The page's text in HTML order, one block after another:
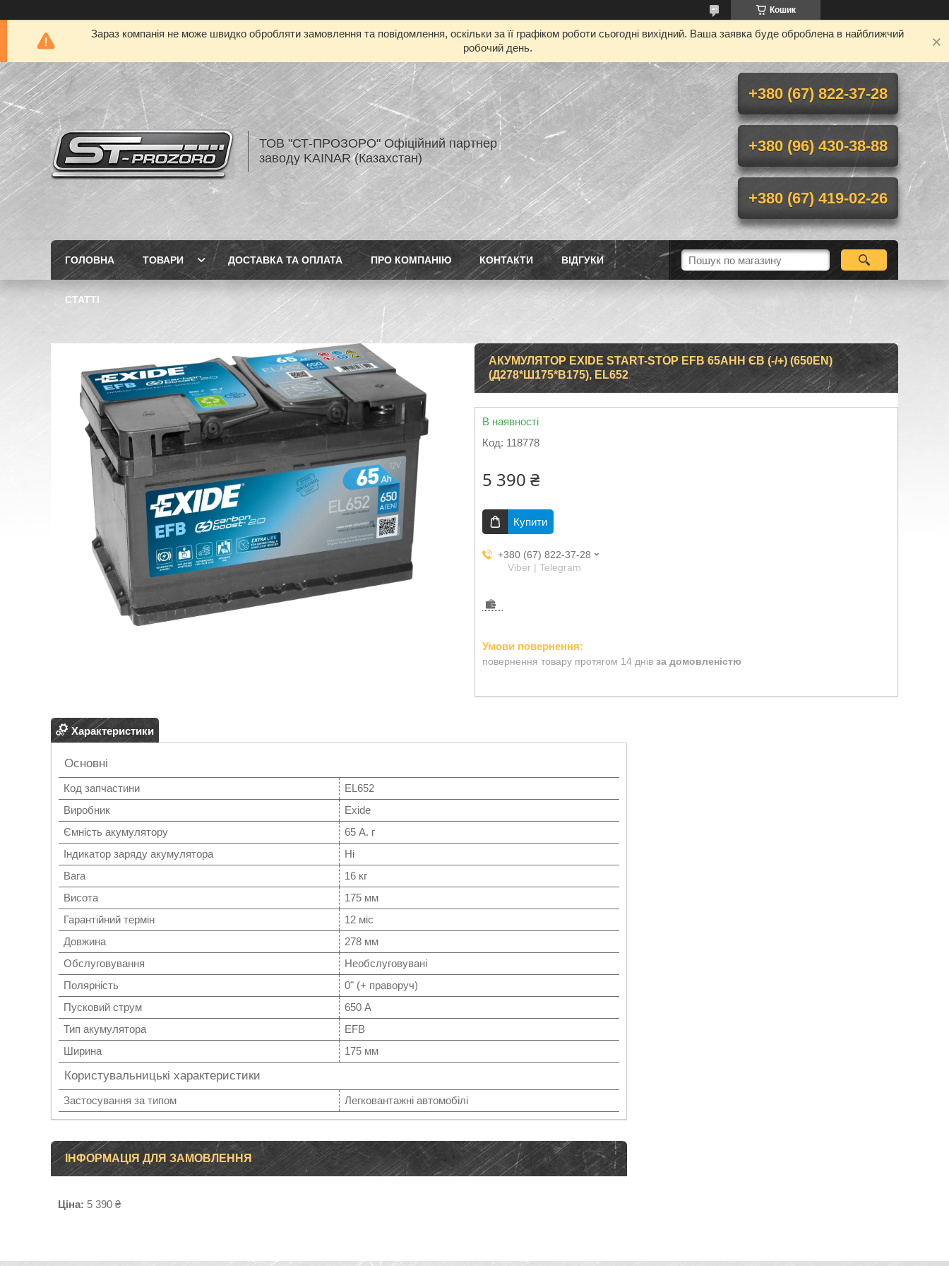
Кошик
Зараз компанія не може швидко обробляти замовлення та повідомлення, оскільки за її графіком роботи сьогодні вихідний. Ваша заявка буде оброблена в найближчий
робочий день.
ТОВ "СТ-ПРОЗОРО" Офіційний партнер
заводу KAINAR (Казахстан)
+380 (67) 822-37-28
+380 (96) 430-38-88
+380 (67) 419-02-26
ГОЛОВНА ТОВАРИ ДОСТАВКА ТА ОПЛАТА ПРО КОМПАНІЮ КОНТАКТИ ВІДГУКИ
СТАТТІ
АКУМУЛЯТОР EXIDE START-STOP EFB 65AHH ЄВ (-/+) (650EN)
(Д278*Ш175*В175), EL652
В наявності
Код: 118778
5 390 ₴
Купити
+380 (67) 822-37-28
Viber | Telegram
повернення товару протягом 14 днів за домовленістю
Характеристики
Основні
Код запчастини
EL652
Виробник
Exide
Ємність акумулятору
65 А. г
Індикатор заряду акумулятора
Ні
Вага
16 кг
Висота
175 мм
Гарантійний термін
12 міс
Довжина
278 мм
Обслуговування
Необслуговувані
Полярність
0" (+ праворуч)
Пусковий струм
650 А
Тип акумулятора
EFB
Ширина
175 мм
Користувальницькі характеристики
Застосування за типом Легковантажні автомобілі
ІНФОРМАЦІЯ ДЛЯ ЗАМОВЛЕННЯ
Ціна: 5 390 ₴